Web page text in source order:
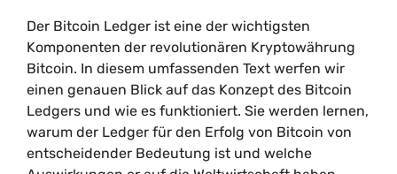
Der Bitcoin Ledger ist eine der wichtigsten
Komponenten der revolutionären Kryptowährung
Bitcoin. In diesem umfassenden Text werfen wir
einen genauen Blick auf das Konzept des Bitcoin
Ledgers und wie es funktioniert. Sie werden lernen,
warum der Ledger für den Erfolg von Bitcoin von
entscheidender Bedeutung ist und welche